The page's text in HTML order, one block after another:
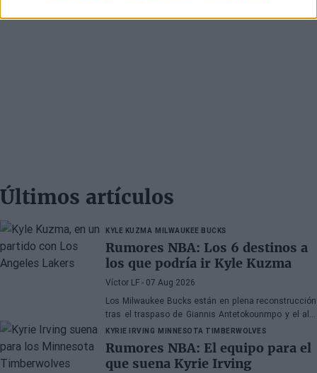
Últimos artículos
KYLE KUZMA MILWAUKEE BUCKS
Rumores NBA: Los 6 destinos a
los que podría ir Kyle Kuzma
Víctor LF - 07 Aug 2026
Los Milwaukee Bucks están en plena reconstrucción
tras el traspaso de Giannis Antetokounmpo y el ala-
pívot podría ser el siguiente
KYRIE IRVING MINNESOTA TIMBERWOLVES
Rumores NBA: El equipo para el
que suena Kyrie Irving